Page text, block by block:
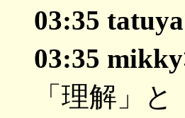
03:35
03:35
「理解」